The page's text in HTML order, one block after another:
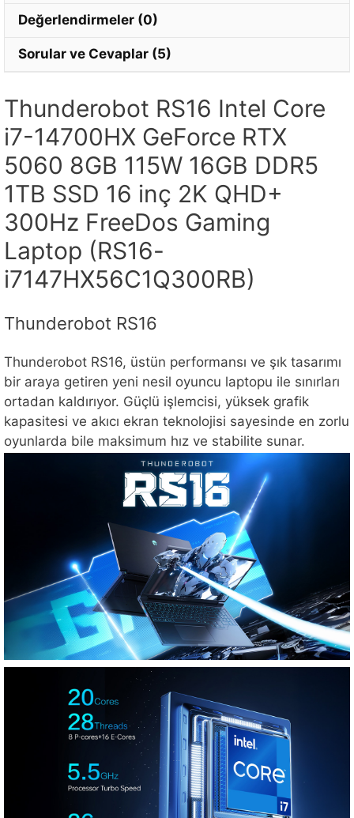
Değerlendirmeler (0)
Sorular ve Cevaplar (5)
Thunderobot RS16 Intel Core
i7-14700HX GeForce RTX
5060 8GB 115W 16GB DDR5
1TB SSD 16 inç 2K QHD+
300Hz FreeDos Gaming
Laptop (RS16-
i7147HX56C1Q300RB)
Thunderobot RS16
Thunderobot RS16, üstün performansı ve şık tasarımı
bir araya getiren yeni nesil oyuncu laptopu ile sınırları
ortadan kaldırıyor. Güçlü işlemcisi, yüksek grafik
kapasitesi ve akıcı ekran teknolojisi sayesinde en zorlu
oyunlarda bile maksimum hız ve stabilite sunar.